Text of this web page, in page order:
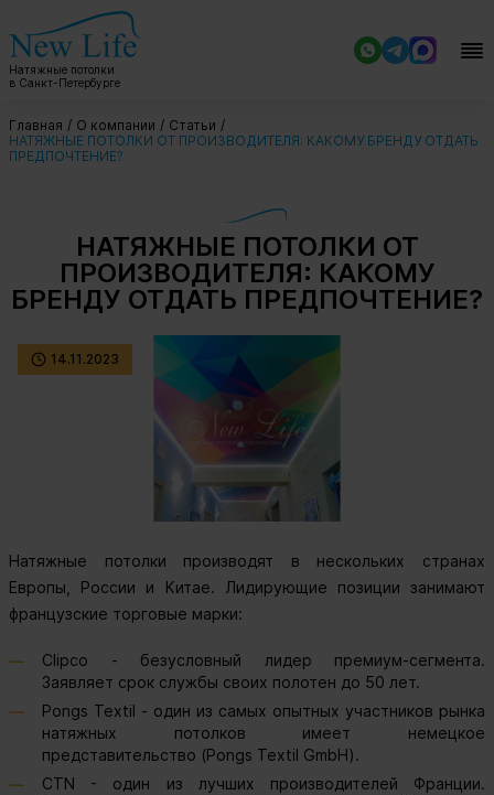
Натяжные потолки
в Санкт-Петербурге
Главная О компании
Статьи
НАТЯЖНЫЕ ПОТОЛКИ ОТ ПРОИЗВОДИТЕЛЯ: КАКОМУ БРЕНДУ ОТДАТЬ
ПРЕДПОЧТЕНИЕ?
НАТЯЖНЫЕ ПОТОЛКИ ОТ
ПРОИЗВОДИТЕЛЯ: КАКОМУ
БРЕНДУ ОТДАТЬ ПРЕДПОЧТЕНИЕ?
14.11.2023
Натяжные потолки производят в нескольких странах
Европы, России и Китае. Лидирующие позиции занимают
французские торговые марки:
Clipco - безусловный лидер премиум-сегмента.
Заявляет срок службы своих полотен до 50 лет.
Pongs Textil - один из самых опытных участников рынка
натяжных потолков имеет немецкое
представительство (Pongs Textil GmbH).
CTN - один из лучших производителей Франции.